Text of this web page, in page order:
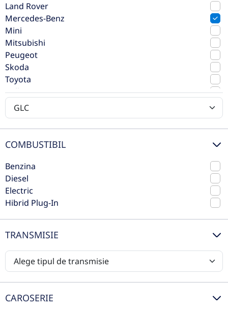
Mercedes-Benz GLC 200 4MATIC
SUV
4 km
Benzina
204 CP
Preț de listă73.475€
66.215€
TVA inclus deductibil
rulat
Mercedes-Benz GLC 300 e 4MATIC
Land Rover
Mercedes-Benz
Mini
Mitsubishi
Peugeot
Skoda
Toyota
Volkswagen
Volvo
COMBUSTIBIL
Benzina
Diesel
Electric
Hibrid Plug-In
TRANSMISIE
CAROSERIE